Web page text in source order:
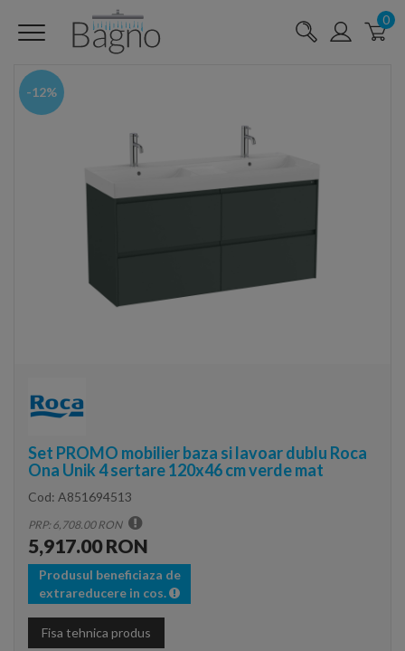
0
-12%
Set PROMO mobilier baza si lavoar dublu Roca
Ona Unik 4 sertare 120x46 cm verde mat
Cod: A851694513
PRP: 6,708.00 RON
5,917.00 RON
Produsul beneficiaza de
extrareducere in cos.
Fisa tehnica produs